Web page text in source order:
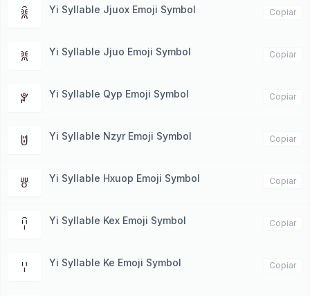
ꐠ Yi Syllable Jjuox Emoji Symbol Copiar
ꐡ Yi Syllable Jjuo Emoji Symbol Copiar
ꐕ Yi Syllable Qyp Emoji Symbol Copiar
ꌈ Yi Syllable Nzyr Emoji Symbol Copiar
ꉕ Yi Syllable Hxuop Emoji Symbol Copiar
ꈋ Yi Syllable Kex Emoji Symbol Copiar
ꈌ Yi Syllable Ke Emoji Symbol Copiar